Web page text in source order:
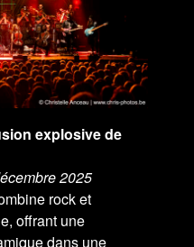
explosive de
2025
rock et
offrant une
dans une